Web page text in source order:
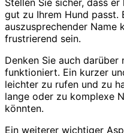
gut zu Ihrem Hund
auszusprechender Name
frustrierend sein.
Denken Sie auch
funktioniert. Ein kurzer
leichter zu rufen und zu
lange oder zu komplexe
könnten.
Ein weiterer wichtiger